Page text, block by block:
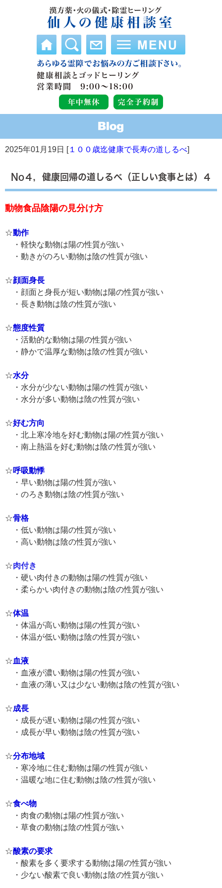
2025年01月19日 [１００歳迄健康で長寿の道しるべ]
No４，健康回帰の道しるべ（正しい食事とは）４
動物食品陰陽の見分け方
☆動作
・軽快な動物は陽の性質が強い
・動きがのろい動物は陰の性質が強い
☆顔面身長
・顔面と身長が短い動物は陽の性質が強い
・長き動物は陰の性質が強い
☆態度性質
・活動的な動物は陽の性質が強い
・静かで温厚な動物は陰の性質が強い
☆水分
・水分が少ない動物は陽の性質が強い
・水分が多い動物は陰の性質が強い
☆好む方向
・北上寒冷地を好む動物は陽の性質が強い
・南上熱温を好む動物は陰の性質が強い
☆呼吸動悸
・早い動物は陽の性質が強い
・のろき動物は陰の性質が強い
☆骨格
・低い動物は陽の性質が強い
・高い動物は陰の性質が強い
☆肉付き
・硬い肉付きの動物は陽の性質が強い
・柔らかい肉付きの動物は陰の性質が強い
☆体温
・体温が高い動物は陽の性質が強い
・体温が低い動物は陰の性質が強い
☆血液
・血液が濃い動物は陽の性質が強い
・血液の薄い又は少ない動物は陰の性質が強い
☆成長
・成長が遅い動物は陽の性質が強い
・成長が早い動物は陰の性質が強い
☆分布地域
・寒冷地に住む動物は陽の性質が強い
・温暖な地に住む動物は陰の性質が強い
☆食べ物
・肉食の動物は陽の性質が強い
・草食の動物は陰の性質が強い
☆酸素の要求
・酸素を多く要求する動物は陽の性質が強い
・少ない酸素で良い動物は陰の性質が強い